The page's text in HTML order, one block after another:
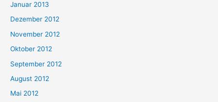
Januar 2013
Dezember 2012
November 2012
Oktober 2012
September 2012
August 2012
Mai 2012